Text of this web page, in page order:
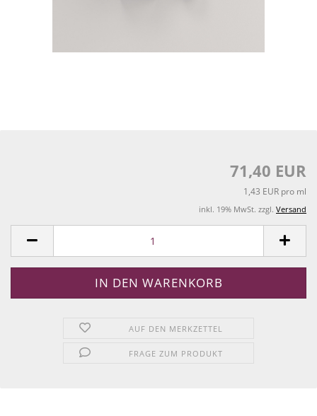
71,40 EUR
1,43 EUR pro ml
inkl. 19% MwSt. zzgl. Versand
AUF DEN MERKZETTEL
FRAGE ZUM PRODUKT